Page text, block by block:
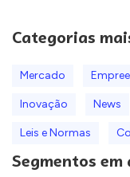
Categorias
Mercado
Inovação News
Leis e Normas
Segmentos em